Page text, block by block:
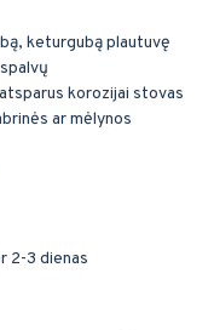
keturgubą plautuvę
korozijai stovas
ar mėlynos
2-3 dienas